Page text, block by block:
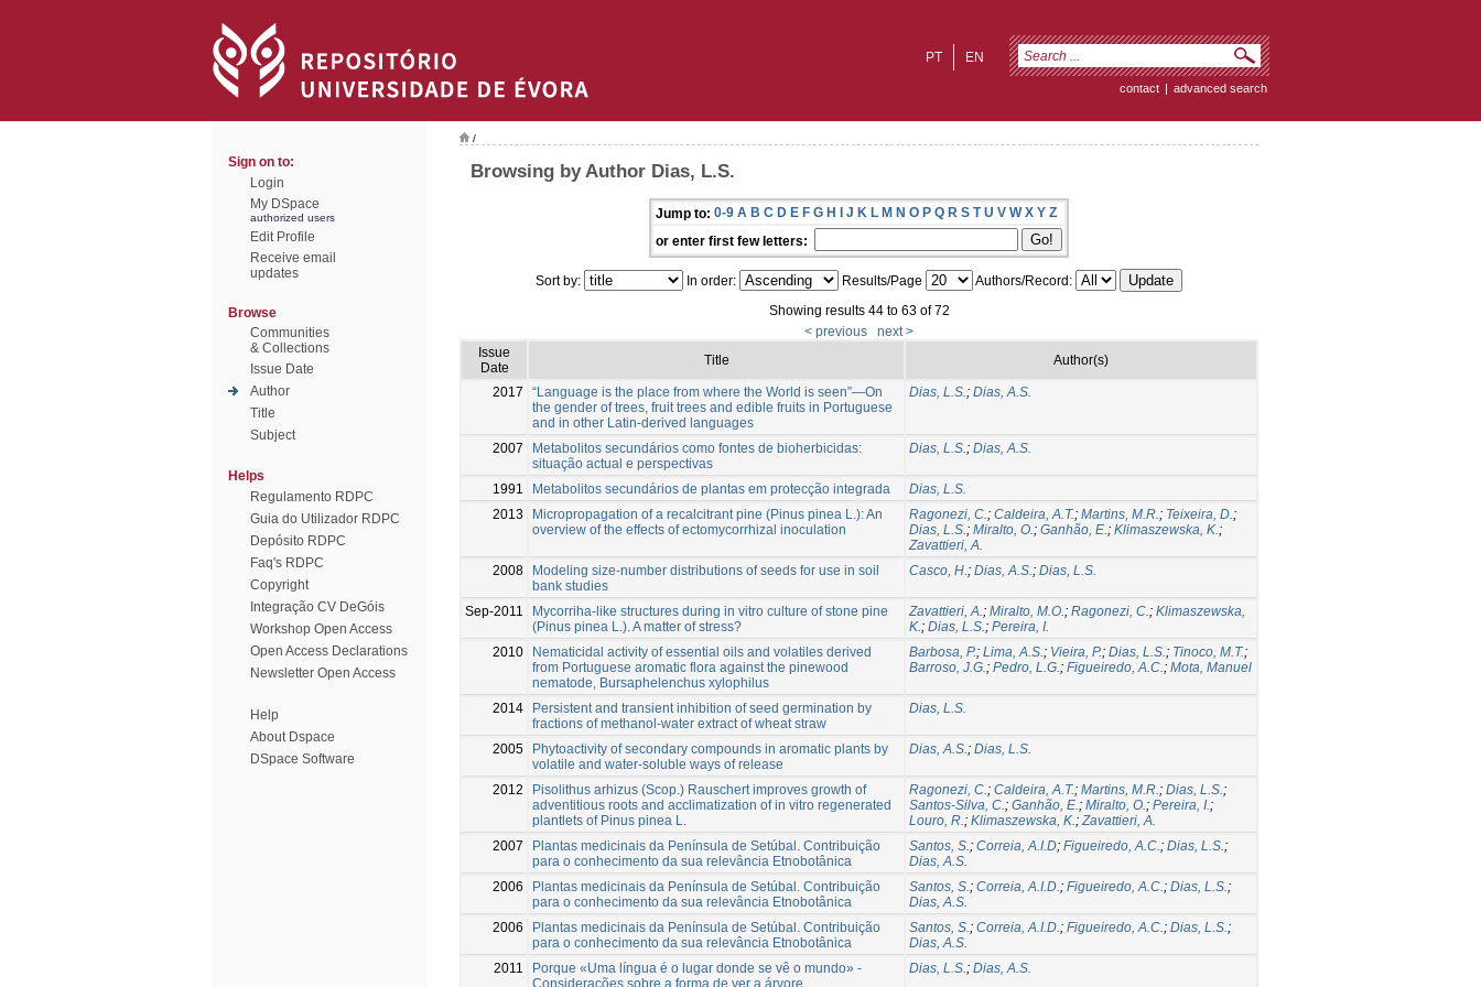
EN
PT
contact | advanced search
Sign on to:
Login
My DSpace
authorized users
Edit Profile
Receive email
updates
Browse
Communities
& Collections
Issue Date
Author
Title
Subject
Helps
Regulamento RDPC
Guia do Utilizador RDPC
Depósito RDPC
Faq's RDPC
Copyright
Integração CV DeGóis
Workshop Open Access
Open Access Declarations
Newsletter Open Access
Help
About Dspace
DSpace Software
/
Browsing by Author Dias, L.S.
Jump to: 0-9 A B C D E F G H I J K L M N O P Q R S T U V W X Y Z
or enter first few letters:
Sort by: In order: Results/Page
Authors/Record:
Showing results 44 to 63 of 72
< previous
next >
Issue
Date
Title Author(s)
2017
“Language is the place from where the World is seen”—On
the gender of trees, fruit trees and edible fruits in Portuguese
and in other Latin-derived languages
Dias, L.S.; Dias, A.S.
2007
Metabolitos secundários como fontes de bioherbicidas:
situação actual e perspectivas
Dias, L.S.; Dias, A.S.
1991 Metabolitos secundários de plantas em protecção integrada
Dias, L.S.
2013
Micropropagation of a recalcitrant pine (Pinus pinea L.): An
overview of the effects of ectomycorrhizal inoculation
Ragonezi, C.; Caldeira, A.T.; Martins, M.R.; Teixeira, D.;
Dias, L.S.; Miralto, O.; Ganhão, E.; Klimaszewska, K.;
Zavattieri, A.
2008
Modeling size-number distributions of seeds for use in soil
bank studies
Casco, H.; Dias, A.S.; Dias, L.S.
Sep-2011
Mycorriha-like structures during in vitro culture of stone pine
(Pinus pinea L.). A matter of stress?
Zavattieri, A.; Miralto, M.O.; Ragonezi, C.; Klimaszewska,
K.; Dias, L.S.; Pereira, I.
2010
Nematicidal activity of essential oils and volatiles derived
from Portuguese aromatic flora against the pinewood
nematode, Bursaphelenchus xylophilus
Barbosa, P.; Lima, A.S.; Vieira, P.; Dias, L.S.; Tinoco, M.T.;
Barroso, J.G.; Pedro, L.G.; Figueiredo, A.C.; Mota, Manuel
2014
Persistent and transient inhibition of seed germination by
fractions of methanol-water extract of wheat straw
Dias, L.S.
2005
Phytoactivity of secondary compounds in aromatic plants by
volatile and water-soluble ways of release
Dias, A.S.; Dias, L.S.
2012
Pisolithus arhizus (Scop.) Rauschert improves growth of
adventitious roots and acclimatization of in vitro regenerated
plantlets of Pinus pinea L.
Ragonezi, C.; Caldeira, A.T.; Martins, M.R.; Dias, L.S.;
Santos-Silva, C.; Ganhão, E.; Miralto, O.; Pereira, I.;
Louro, R.; Klimaszewska, K.;Zavattieri, A.
2007
Plantas medicinais da Península de Setúbal. Contribuição
para o conhecimento da sua relevância Etnobotânica
Santos, S.; Correia, A.I.D; Figueiredo, A.C.; Dias, L.S.;
Dias, A.S.
2006
Plantas medicinais da Península de Setúbal. Contribuição
para o conhecimento da sua relevância Etnobotânica
Santos, S.; Correia, A.I.D.; Figueiredo, A.C.; Dias, L.S.;
Dias, A.S.
2006
Plantas medicinais da Península de Setúbal. Contribuição
para o conhecimento da sua relevância Etnobotânica
Santos, S.; Correia, A.I.D.; Figueiredo, A.C.; Dias, L.S.;
Dias, A.S.
2011
Porque «Uma língua é o lugar donde se vê o mundo» -
Considerações sobre a forma de ver a árvore
Dias, L.S.; Dias, A.S.